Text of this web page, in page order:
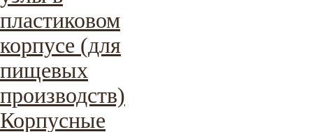
пластиковом
корпусе (для
пищевых
производств)
Корпусные